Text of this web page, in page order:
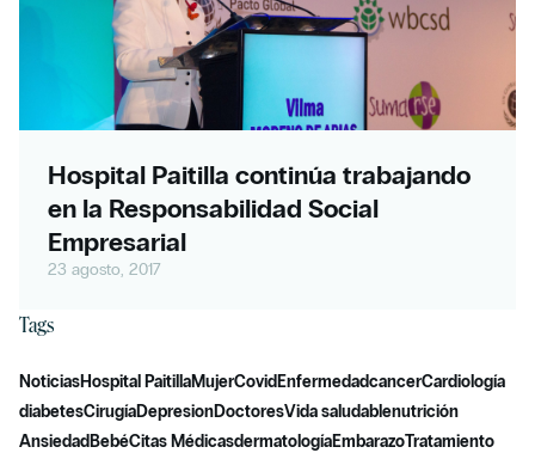
Urgencias
Hospital Paitilla continúa trabajando
en la Responsabilidad Social
Empresarial
23 agosto, 2017
Tags
NoticiasHospital PaitillaMujerCovid EnfermedadcancerCardiología
diabetesCirugíaDepresionDoctoresVida saludablenutrición
Ansiedad BebéCitas MédicasdermatologíaEmbarazoTratamiento